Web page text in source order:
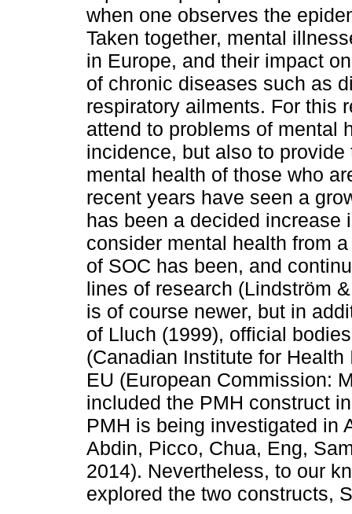
when one observes the
Taken together, mental
in Europe, and their impact
of chronic diseases such as
respiratory ailments. For this
attend to problems of mental
incidence, but also to
mental health of those who
recent years have seen a
has been a decided increase
consider mental health from
of SOC has been, and
lines of research (Lindström
is of course newer, but in
of Lluch (1999), official
(Canadian Institute for
EU (European Commission:
included the PMH construct
PMH is being investigated in
Abdin, Picco, Chua, Eng,
2014). Nevertheless, to our
explored the two constructs,